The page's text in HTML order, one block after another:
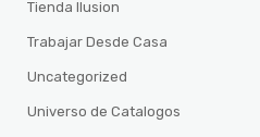
Tienda Ilusion
Trabajar Desde Casa
Uncategorized
Universo de Catalogos